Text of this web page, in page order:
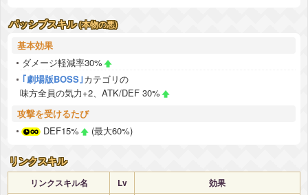
パッシブスキル (本物の悪)
基本効果
ダメージ軽減率30%
｢劇場版BOSS｣カテゴリの
味方全員の気力+2、ATK/DEF 30%
攻撃を受けるたび
DEF15%
(最大60%)
リンクスキル
リンクスキル名 Lv 効果